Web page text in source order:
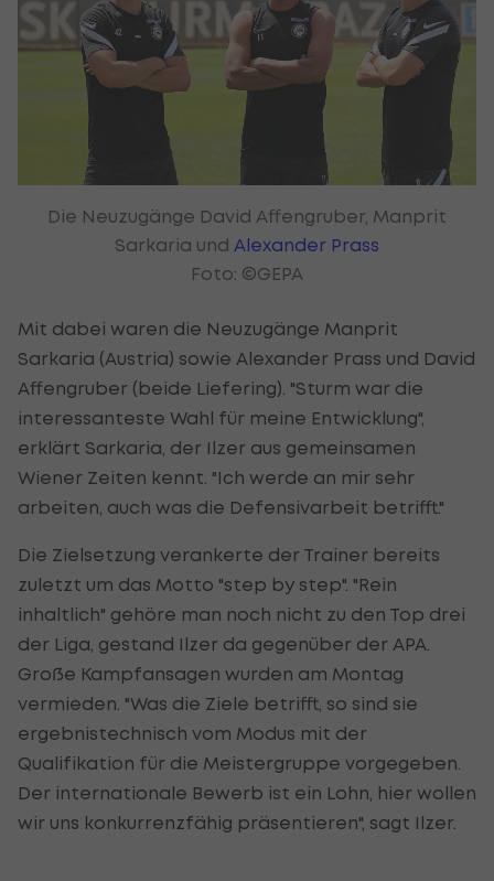
Die Neuzugänge David Affengruber, Manprit
Sarkaria und Alexander Prass
Foto: ©GEPA
Mit dabei waren die Neuzugänge Manprit
Sarkaria (Austria) sowie Alexander Prass und David
Affengruber (beide Liefering). "Sturm war die
interessanteste Wahl für meine Entwicklung",
erklärt Sarkaria, der Ilzer aus gemeinsamen
Wiener Zeiten kennt. "Ich werde an mir sehr
arbeiten, auch was die Defensivarbeit betrifft."
Die Zielsetzung verankerte der Trainer bereits
zuletzt um das Motto "step by step". "Rein
inhaltlich" gehöre man noch nicht zu den Top drei
der Liga, gestand Ilzer da gegenüber der APA.
Große Kampfansagen wurden am Montag
vermieden. "Was die Ziele betrifft, so sind sie
ergebnistechnisch vom Modus mit der
Qualifikation für die Meistergruppe vorgegeben.
Der internationale Bewerb ist ein Lohn, hier wollen
wir uns konkurrenzfähig präsentieren", sagt Ilzer.